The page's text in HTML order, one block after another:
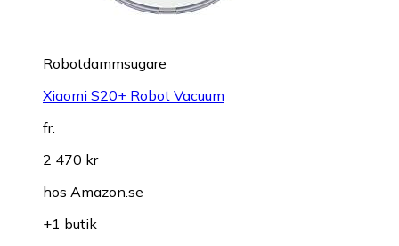
Robotdammsugare
Xiaomi S20+ Robot Vacuum
fr.
2 470 kr
hos Amazon.se
+1 butik